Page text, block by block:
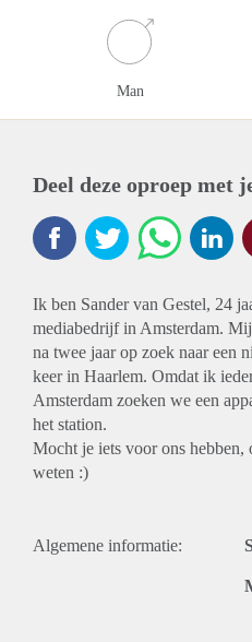
Man
Deel deze oproep met
Ik ben Sander van Gestel, 24
mediabedrijf in Amsterdam.
na twee jaar op zoek naar een
keer in Haarlem. Omdat ik
Amsterdam zoeken we een
het station.
Mocht je iets voor ons hebben,
weten :)
Algemene informatie: